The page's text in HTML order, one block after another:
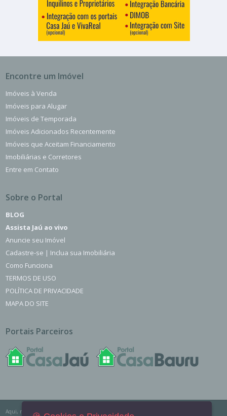
Encontre um Imóvel
Imóveis à Venda
Imóveis para Alugar
Imóveis de Temporada
Imóveis Adicionados Recentemente
Imóveis que Aceitam Financiamento
Imobiliárias e Corretores
Entre em Contato
Sobre o Portal
BLOG
Assista Jaú ao vivo
Anuncie seu Imóvel
Cadastre-se | Inclua sua Imobiliária
Como Funciona
TERMOS DE USO
POLÍTICA DE PRIVACIDADE
MAPA DO SITE
Portais Parceiros
Aqui, no Portal Casa Jaú você encontra os imóveis para venda, locação e aluguel de